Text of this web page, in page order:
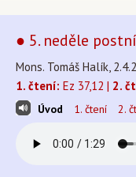
● 5. neděle
Mons. Tomáš Halík,
1. čtení: Ez 37,12 | 2.
Úvod 1. čtení 2.